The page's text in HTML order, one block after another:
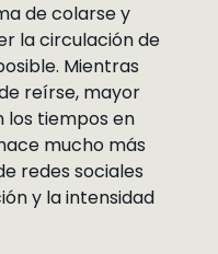
de colarse y
la circulación de
Mientras
reírse, mayor
los tiempos en
mucho más
redes sociales
y la intensidad